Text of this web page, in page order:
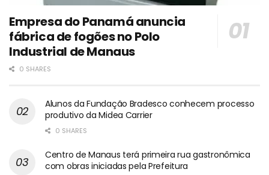
Empresa do Panamá anuncia
fábrica de fogões no Polo
Industrial de Manaus
0 SHARES
Alunos da Fundação Bradesco conhecem processo
produtivo da Midea Carrier
0 SHARES
Centro de Manaus terá primeira rua gastronômica
com obras iniciadas pela Prefeitura